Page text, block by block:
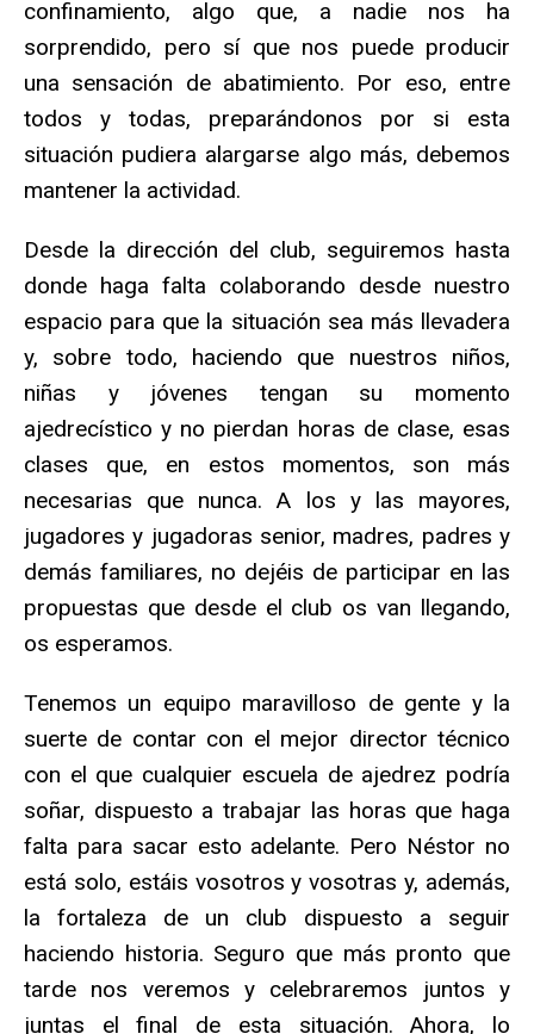
confinamiento, algo que, a nadie nos ha
sorprendido, pero sí que nos puede producir
una sensación de abatimiento. Por eso, entre
todos y todas, preparándonos por si esta
situación pudiera alargarse algo más, debemos
mantener la actividad.
Desde la dirección del club, seguiremos hasta
donde haga falta colaborando desde nuestro
espacio para que la situación sea más llevadera
y, sobre todo, haciendo que nuestros niños,
niñas y jóvenes tengan su momento
ajedrecístico y no pierdan horas de clase, esas
clases que, en estos momentos, son más
necesarias que nunca. A los y las mayores,
jugadores y jugadoras senior, madres, padres y
demás familiares, no dejéis de participar en las
propuestas que desde el club os van llegando,
os esperamos.
Tenemos un equipo maravilloso de gente y la
suerte de contar con el mejor director técnico
con el que cualquier escuela de ajedrez podría
soñar, dispuesto a trabajar las horas que haga
falta para sacar esto adelante. Pero Néstor no
está solo, estáis vosotros y vosotras y, además,
la fortaleza de un club dispuesto a seguir
haciendo historia. Seguro que más pronto que
tarde nos veremos y celebraremos juntos y
juntas el final de esta situación. Ahora, lo